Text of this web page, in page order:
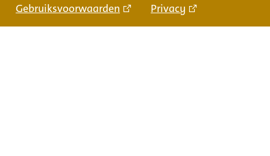
Gebruiksvoorwaarden Privacy